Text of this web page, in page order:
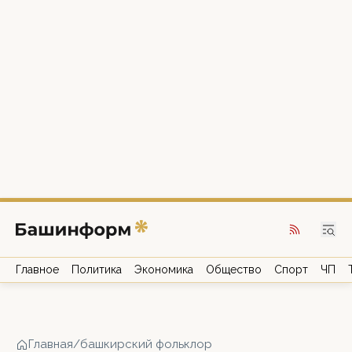
Главное Политика Экономика Общество Спорт ЧП
Главная/башкирский фольклор